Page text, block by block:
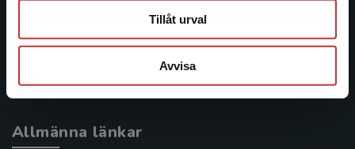
Tillåt urval
Avvisa
Systemkrav
Allmänna länkar